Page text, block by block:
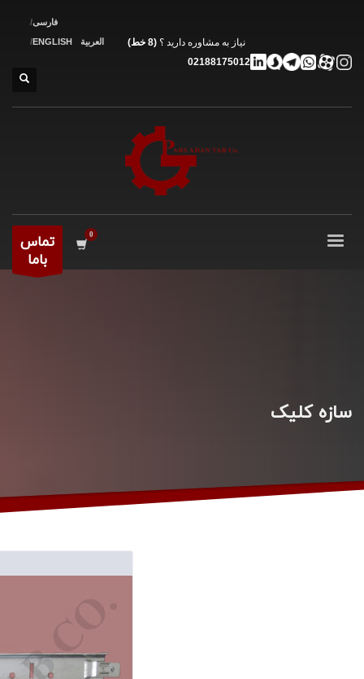
نیاز به مشاوره دارید ؟
(8 خط)
02188175012
فارسی
ENGLISH
العربية
تماس
باما
سازه کلیک